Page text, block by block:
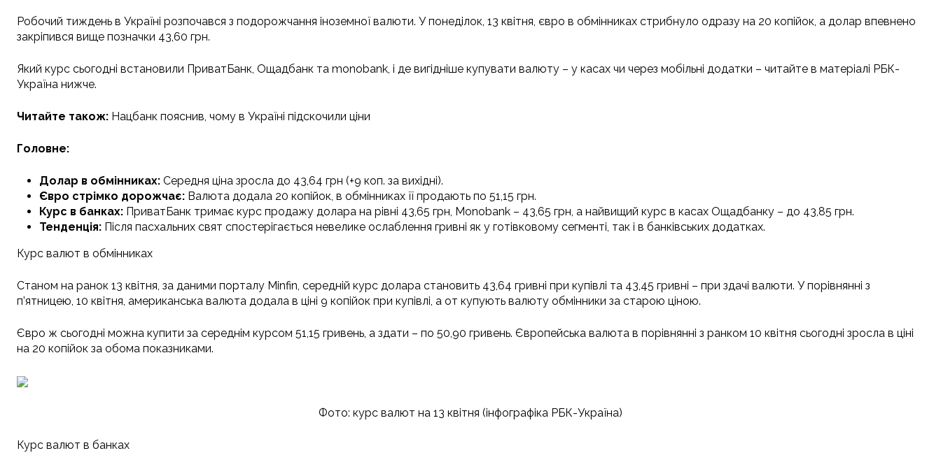
Робочий тиждень в Україні розпочався з подорожчання іноземної валюти. У понеділок, 13 квітня, євро в обмінниках стрибнуло одразу на 20 копійок, а долар впевнено
закріпився вище позначки 43,60 грн.
Який курс сьогодні встановили ПриватБанк, Ощадбанк та monobank, і де вигідніше купувати валюту – у касах чи через мобільні додатки – читайте в матеріалі РБК-
Україна нижче.
Читайте також: Нацбанк пояснив, чому в Україні підскочили ціни
Головне:
Долар в обмінниках: Середня ціна зросла до 43,64 грн (+9 коп. за вихідні).
Євро стрімко дорожчає: Валюта додала 20 копійок, в обмінниках її продають по 51,15 грн.
Курс в банках: ПриватБанк тримає курс продажу долара на рівні 43,65 грн, Monobank – 43,65 грн, а найвищий курс в касах Ощадбанку – до 43,85 грн.
Тенденція: Після пасхальних свят спостерігається невелике ослаблення гривні як у готівковому сегменті, так і в банківських додатках.
Курс валют в обмінниках
Станом на ранок 13 квітня, за даними порталу Minfin, середній курс долара становить 43,64 гривні при купівлі та 43,45 гривні – при здачі валюти. У порівнянні з
п’ятницею, 10 квітня, американська валюта додала в ціні 9 копійок при купівлі, а от купують валюту обмінники за старою ціною.
Євро ж сьогодні можна купити за середнім курсом 51,15 гривень, а здати – по 50,90 гривень. Європейська валюта в порівнянні з ранком 10 квітня сьогодні зросла в ціні
на 20 копійок за обома показниками.
Фото: курс валют на 13 квітня (інфографіка РБК-Україна)
Курс валют в банках